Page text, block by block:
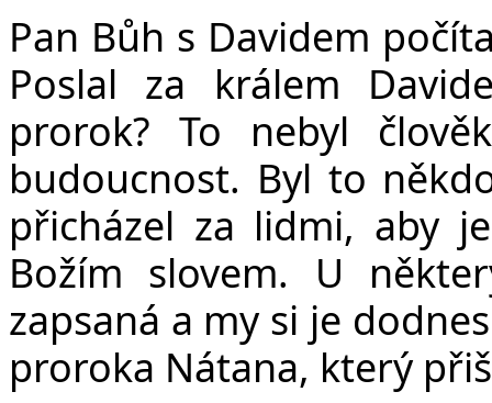
Pan Bůh s Davidem
Poslal za králem
prorok? To nebyl
budoucnost. Byl to
přicházel za lidmi, aby
Božím slovem. U
zapsaná a my si je
proroka Nátana, který